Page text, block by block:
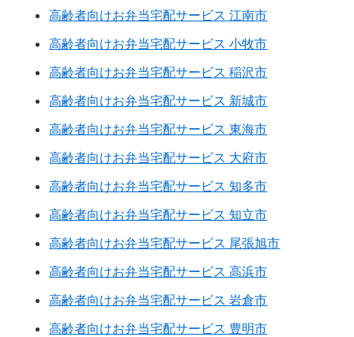
高齢者向けお弁当宅配サービス 江南市
高齢者向けお弁当宅配サービス 小牧市
高齢者向けお弁当宅配サービス 稲沢市
高齢者向けお弁当宅配サービス 新城市
高齢者向けお弁当宅配サービス 東海市
高齢者向けお弁当宅配サービス 大府市
高齢者向けお弁当宅配サービス 知多市
高齢者向けお弁当宅配サービス 知立市
高齢者向けお弁当宅配サービス 尾張旭市
高齢者向けお弁当宅配サービス 高浜市
高齢者向けお弁当宅配サービス 岩倉市
高齢者向けお弁当宅配サービス 豊明市